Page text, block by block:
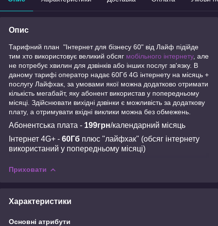
Опис
Тарифний план "Інтернет для бізнесу 60" від Лайф підійде
тим хто використовує великий обсяг мобільного інтернету, але
не потребує хвилин для дзвінків або інших послуг зв'язку. В
даному тарифі оператор надає 60Гб 4G інтернету на місяць +
послугу Лайфхак, за умовами якої можна додатково отримати
кількість мегабайт, яку абонент використав у попередньому
місяці. Здійснювати вихідні дзвінки є можливість за додаткову
плату, а отримувати вхідні виклики можна без обмежень.
Абонентська плата - 199грн/календарний місяць
Інтернет 4G+ - 60Гб плюс "лайфхак" (обсяг інтернету
використаний у попередньому місяці)
Приховати
Характеристики
Основні атрибути